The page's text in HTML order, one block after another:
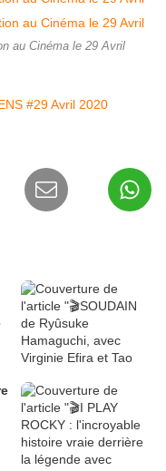
au Cinéma le 29 Avril
#29 Avril 2020